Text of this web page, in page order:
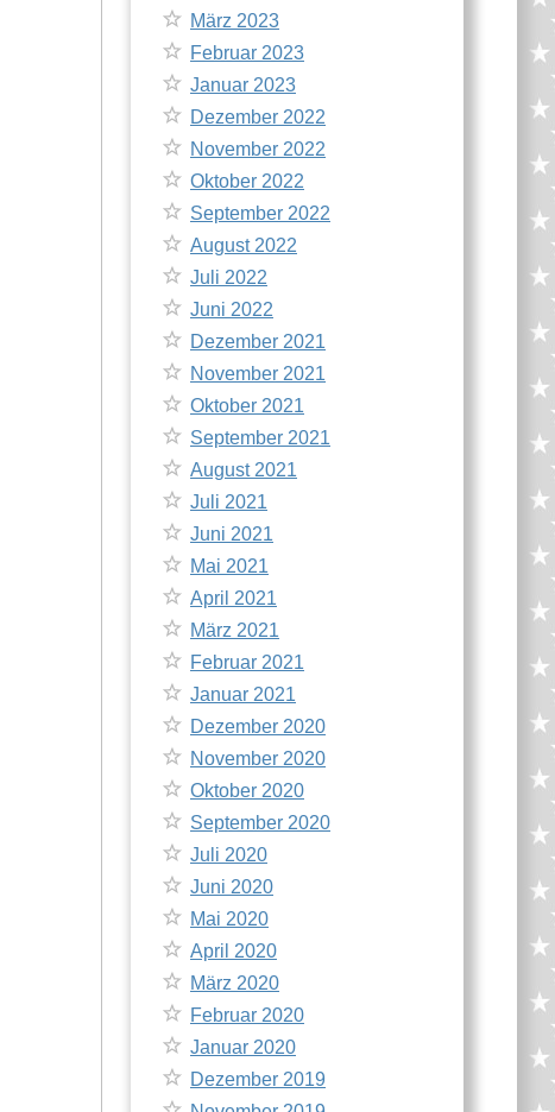
März 2023
Februar 2023
Januar 2023
Dezember 2022
November 2022
Oktober 2022
September 2022
August 2022
Juli 2022
Juni 2022
Dezember 2021
November 2021
Oktober 2021
September 2021
August 2021
Juli 2021
Juni 2021
Mai 2021
April 2021
März 2021
Februar 2021
Januar 2021
Dezember 2020
November 2020
Oktober 2020
September 2020
Juli 2020
Juni 2020
Mai 2020
April 2020
März 2020
Februar 2020
Januar 2020
Dezember 2019